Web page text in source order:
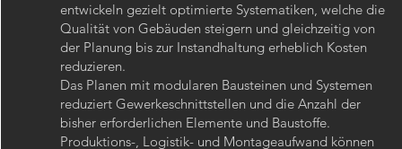
entwickeln gezielt optimierte Systematiken, welche die
Qualität von Gebäuden steigern und gleichzeitig von
der Planung bis zur Instandhaltung erheblich Kosten
reduzieren.
Das Planen mit modularen Bausteinen und Systemen
reduziert Gewerkeschnittstellen und die Anzahl der
bisher erforderlichen Elemente und Baustoffe.
Produktions-, Logistik- und Montageaufwand können